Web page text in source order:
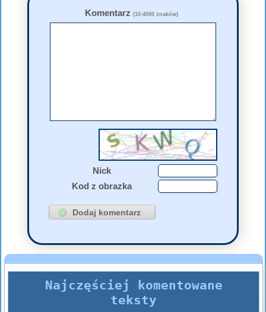
Komentarz (10-4000 znaków)
Nick
Kod z obrazka
Najczęściej komentowane
teksty